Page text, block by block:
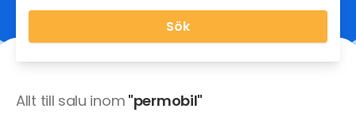
Sök
Allt till salu inom "permobil"